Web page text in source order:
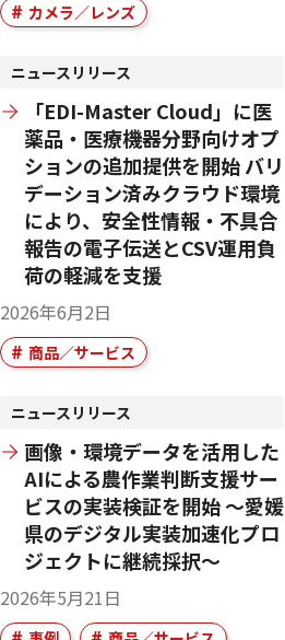
カメラ／レンズ
ニュースリリース
「EDI-Master Cloud」に医
薬品・医療機器分野向けオプ
ションの追加提供を開始 バリ
デーション済みクラウド環境
により、安全性情報・不具合
報告の電子伝送とCSV運用負
荷の軽減を支援
2026年6月2日
商品／サービス
ニュースリリース
画像・環境データを活用した
AIによる農作業判断支援サー
ビスの実装検証を開始 ～愛媛
県のデジタル実装加速化プロ
ジェクトに継続採択～
2026年5月21日